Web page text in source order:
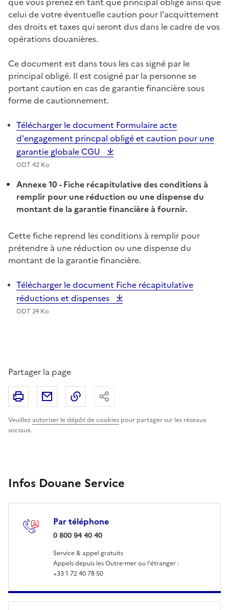
celui de votre éventuelle caution pour l'acquittement
des droits et taxes qui seront dus dans le cadre de vos
opérations douanières.
Ce document est dans tous les cas signé par le
principal obligé. Il est cosigné par la personne se
portant caution en cas de garantie financière sous
forme de cautionnement.
Télécharger le document Formulaire acte
d'engagement princpal obligé et caution pour une
garantie globale CGU
ODT 42 Ko
Annexe 10 - Fiche récapitulative des conditions à
remplir pour une réduction ou une dispense du
montant de la garantie financière à fournir.
Cette fiche reprend les conditions à remplir pour
prétendre à une réduction ou une dispense du
montant de la garantie financière.
Télécharger le document Fiche récapitulative
réductions et dispenses
ODT 24 Ko
Partager la page
Veuillezautoriser le dépôt de cookies pour partager sur les réseaux
sociaux.
Imprimer Partager par email
Copier le lien
Infos Douane Service
Par téléphone
: 0 800 94 40 40
0 800 94 40 40
Service & appel gratuits
Appels depuis les Outre-mer ou l'étranger :
+33 1 72 40 78 50